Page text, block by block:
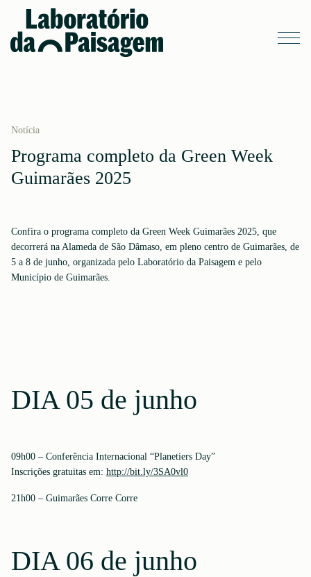
Notícia
Programa completo da Green Week
Guimarães 2025
Confira o programa completo da Green Week Guimarães 2025, que
decorrerá na Alameda de São Dâmaso, em pleno centro de Guimarães, de
5 a 8 de junho, organizada pelo Laboratório da Paisagem e pelo
Município de Guimarães.
DIA 05 de junho
09h00 – Conferência Internacional “Planetiers Day”
Inscrições gratuitas em: http://bit.ly/3SA0vl0
21h00 – Guimarães Corre Corre
DIA 06 de junho